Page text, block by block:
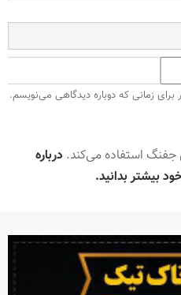
زمانی که دوباره دیدگاهی می‌نویسم.
استفاده می‌کند. درباره
بیشتر بدانید.